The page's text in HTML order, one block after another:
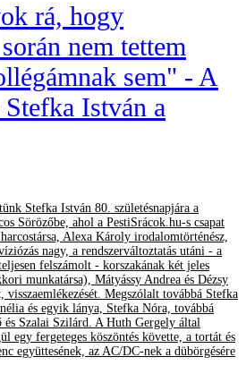
rá, hogy
nem tettem
sem" - A
Stefka István a
Stefka István 80. születésnapjára a
Sörözőbe, ahol a PestiSrácok.hu-s csapat
Alexa Károly irodalomtörténész,
nagy, a rendszerváltoztatás utáni - a
felszámolt - korszakának két jeles
munkatársa), Mátyássy Andrea és Dézsy
Megszólalt továbbá Stefka
és egyik lánya, Stefka Nóra, továbbá
Szalai Szilárd. A Huth Gergely által
egy fergeteges köszöntés követte, a tortát és
együttesének, az AC/DC-nek a dübörgésére